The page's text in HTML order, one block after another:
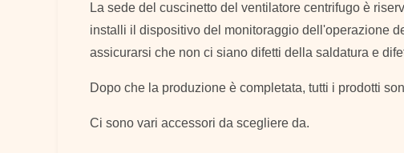
La sede del cuscinetto del ventilatore centrifugo è
installi il dispositivo del monitoraggio dell'operazione
assicurarsi che non ci siano difetti della saldatura e
Dopo che la produzione è completata, tutti i prodotti
Ci sono vari accessori da scegliere da.